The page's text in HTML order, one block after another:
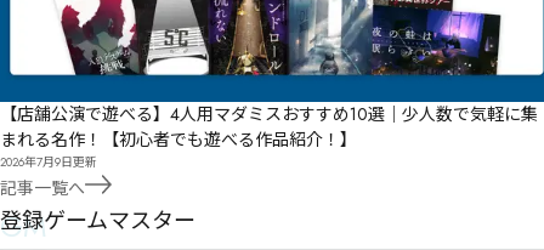
【店舗公演で遊べる】4人用マダミスおすすめ10選｜少人数で気軽に集
まれる名作！【初心者でも遊べる作品紹介！】
2026年7月9日更新
記事一覧へ
GM
登録ゲームマスター